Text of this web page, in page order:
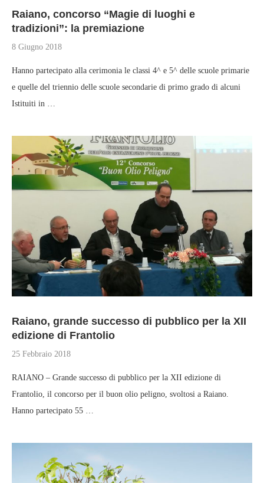
Raiano, concorso “Magie di luoghi e
tradizioni”: la premiazione
8 Giugno 2018
Hanno partecipato alla cerimonia le classi 4^ e 5^ delle scuole primarie
e quelle del triennio delle scuole secondarie di primo grado di alcuni
Istituiti in …
Raiano, grande successo di pubblico per la XII
edizione di Frantolio
25 Febbraio 2018
RAIANO – Grande successo di pubblico per la XII edizione di
Frantolio, il concorso per il buon olio peligno, svoltosi a Raiano.
Hanno partecipato 55 …